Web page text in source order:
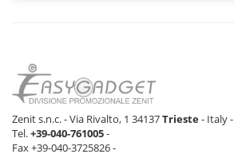
BLU NAVY
ROSSO
Zenit s.n.c. - Via Rivalto, 1 34137Trieste- Italy -
Tel.+39-040-761005-
Fax +39-040-3725826 -